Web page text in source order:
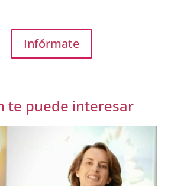
Infórmate
te puede interesar